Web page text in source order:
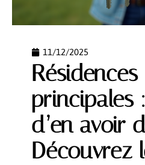
11/12/2025
Résidences
principales
d’en avoir
Découvrez